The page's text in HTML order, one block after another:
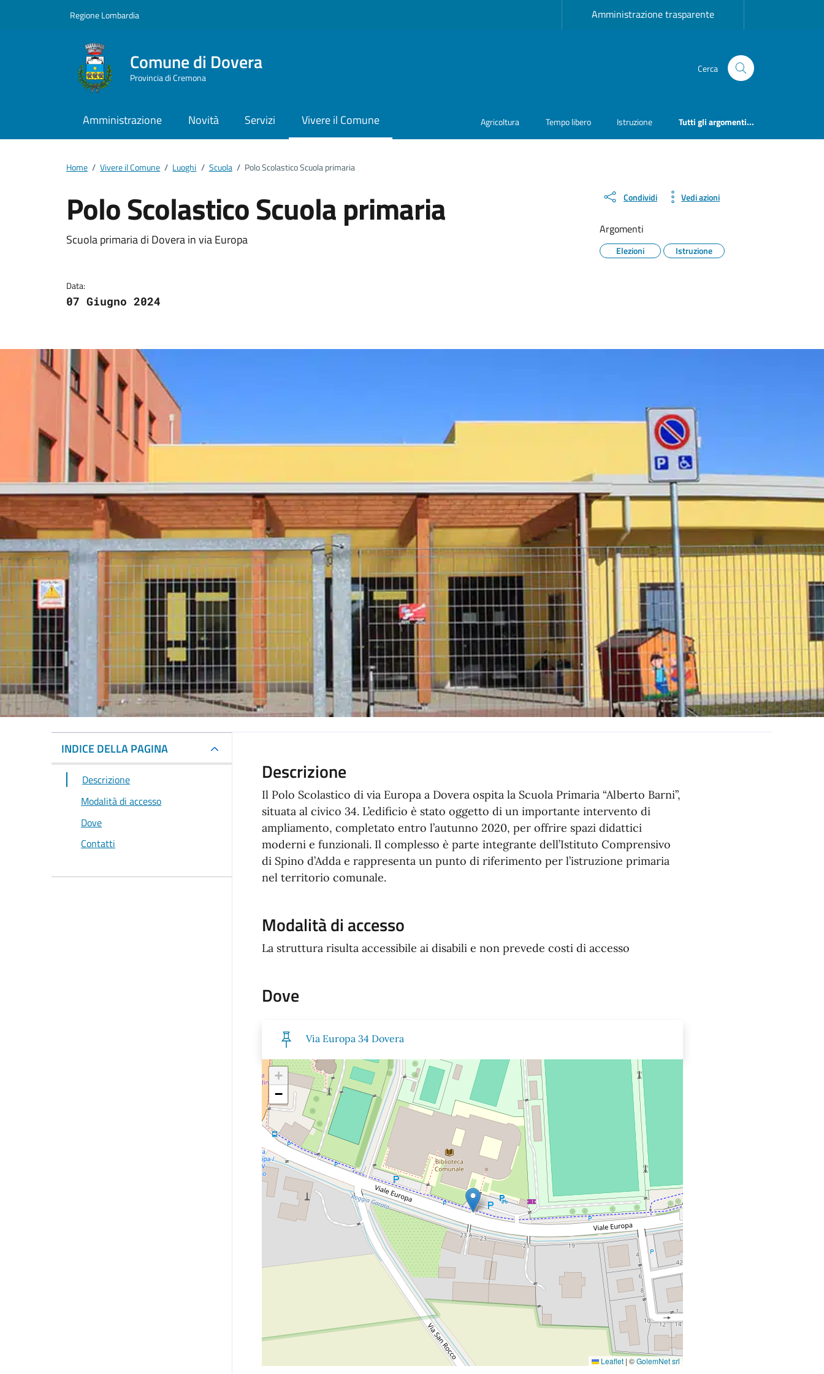
Regione Lombardia Amministrazione trasparente
Comune di Dovera
Provincia di Cremona
Cerca
Amministrazione Novità Servizi Vivere il Comune Agricoltura Tempo libero Istruzione Tutti gli argomenti...
Home / Vivere il Comune / Luoghi / Scuola / Polo Scolastico Scuola primaria
Polo Scolastico Scuola primaria
Dettagli del luogo
Scuola primaria di Dovera in via Europa
Data:
07 Giugno 2024
Condividi Vedi azioni
Argomenti
Elezioni Istruzione
INDICE DELLA PAGINA
Descrizione
Modalità di accesso
Dove
Contatti
Descrizione
​Il Polo Scolastico di via Europa a Dovera ospita la Scuola Primaria “Alberto Barni”,
situata al civico 34. L’edificio è stato oggetto di un importante intervento di
ampliamento, completato entro l’autunno 2020, per offrire spazi didattici
moderni e funzionali. Il complesso è parte integrante dell’Istituto Comprensivo
di Spino d’Adda e rappresenta un punto di riferimento per l’istruzione primaria
nel territorio comunale.​
Modalità di accesso
La struttura risulta accessibile ai disabili e non prevede costi di accesso
Dove
Via Europa 34 Dovera
+
−
Leaflet | ©GolemNet srl